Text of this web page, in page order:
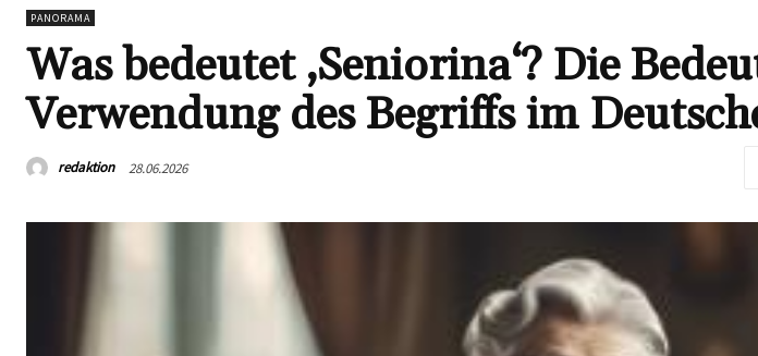
PANORAMA
Was bedeutet ‚Seniorina‘? Die
Verwendung des Begriffs im
redaktion 28.06.2026